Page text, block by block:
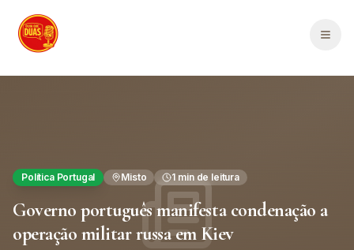
Política Portugal Misto 1 min de leitura
Governo português manifesta condenação a
operação militar russa em Kiev